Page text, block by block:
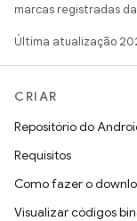
marcas registradas
Última atualização
CRIAR
Repositório do
Requisitos
Como fazer o
Visualizar códigos